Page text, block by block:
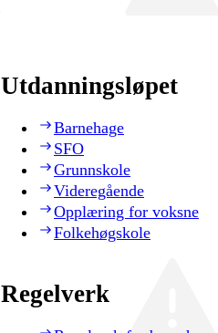
Utdanningsløpet
Barnehage
SFO
Grunnskole
Videregående
Opplæring for voksne
Folkehøgskole
Regelverk